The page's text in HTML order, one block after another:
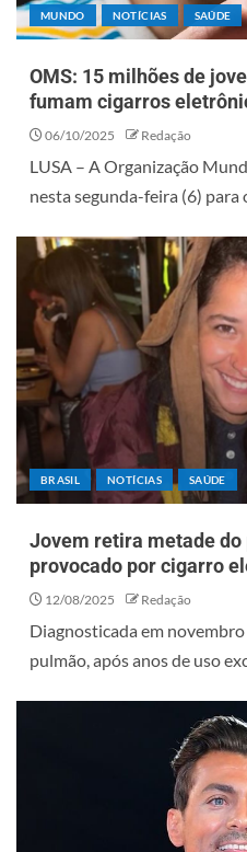
MUNDO NOTÍCIAS SAÚDE
OMS: 15 milhões de
fumam cigarros
06/10/2025 Redação
LUSA – A Organização
nesta segunda-feira (6) para
BRASIL NOTÍCIAS SAÚDE
Jovem retira metade
provocado por cigarro
12/08/2025 Redação
Diagnosticada em
pulmão, após anos de uso